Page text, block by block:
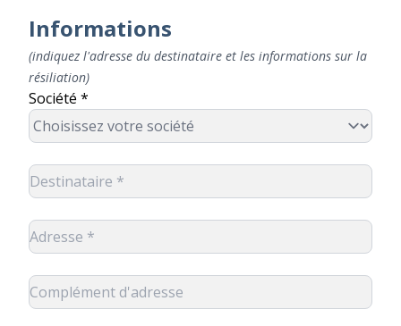
Informations
(indiquez l'adresse du destinataire et les informations sur la
résiliation)
Société *